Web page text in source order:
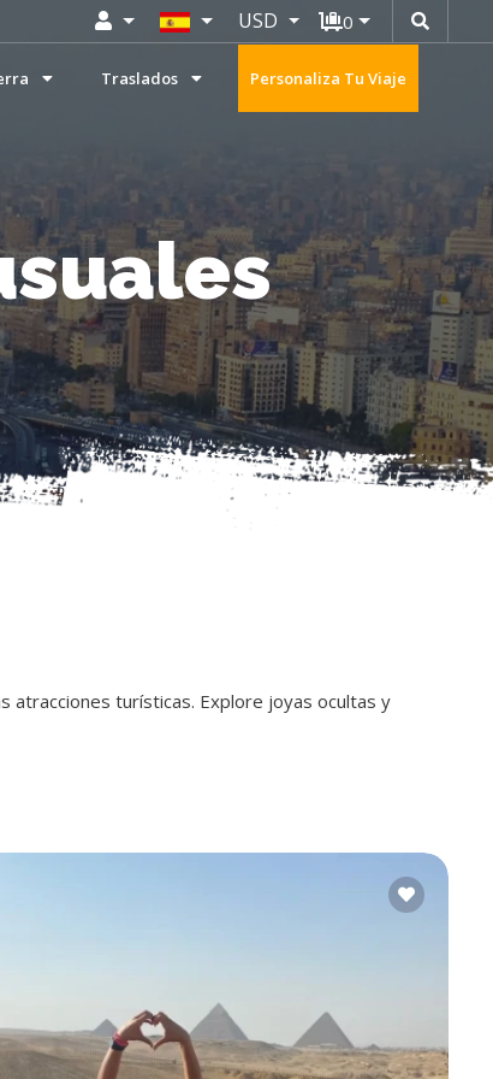
USD 0
Traslados Personaliza Tu Viaje
atracciones turísticas. Explore joyas ocultas y